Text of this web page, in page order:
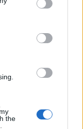
the
ratai